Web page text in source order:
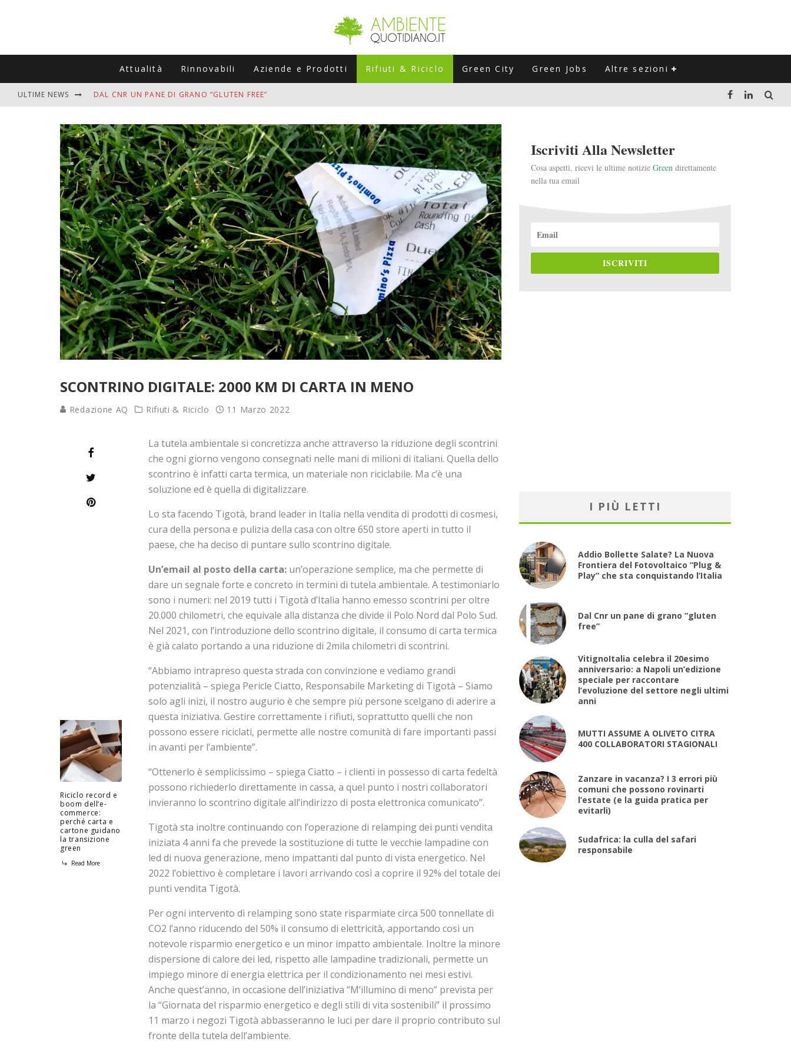
Attualità Rinnovabili Aziende e Prodotti Rifiuti & Riciclo Green City Green Jobs Altre sezioni
ULTIME NEWS DAL CNR UN PANE DI GRANO “GLUTEN FREE”
MUTTI ASSUME A OLIVETO CITRA 400 COLLABORATORI STAGIONALI
ZANZARE IN VACANZA? I 3 ERRORI PIÙ COMUNI CHE POSSONO ROVINARTI L’ESTATE (E LA GUIDA PRATICA PER EVITARLI)
ADDIO BOLLETTE SALATE? LA NUOVA FRONTIERA DEL FOTOVOLTAICO "PLUG & PLAY" CHE STA CONQUISTANDO L'ITALIA
SCONTRINO DIGITALE: 2000 KM DI CARTA IN MENO
Redazione AQ Rifiuti & Riciclo 11 Marzo 2022
Riciclo record e
boom dell’e-
commerce:
perché carta e
cartone guidano
la transizione
green
Read More
La tutela ambientale si concretizza anche attraverso la riduzione degli scontrini
che ogni giorno vengono consegnati nelle mani di milioni di italiani. Quella dello
scontrino è infatti carta termica, un materiale non riciclabile. Ma c’è una
soluzione ed è quella di digitalizzare.
Lo sta facendo Tigotà, brand leader in Italia nella vendita di prodotti di cosmesi,
cura della persona e pulizia della casa con oltre 650 store aperti in tutto il
paese, che ha deciso di puntare sullo scontrino digitale.
Un’email al posto della carta: un’operazione semplice, ma che permette di
dare un segnale forte e concreto in termini di tutela ambientale. A testimoniarlo
sono i numeri: nel 2019 tutti i Tigotà d’Italia hanno emesso scontrini per oltre
20.000 chilometri, che equivale alla distanza che divide il Polo Nord dal Polo Sud.
Nel 2021, con l’introduzione dello scontrino digitale, il consumo di carta termica
è già calato portando a una riduzione di 2mila chilometri di scontrini.
“Abbiamo intrapreso questa strada con convinzione e vediamo grandi
potenzialità – spiega Pericle Ciatto, Responsabile Marketing di Tigotà – Siamo
solo agli inizi, il nostro augurio è che sempre più persone scelgano di aderire a
questa iniziativa. Gestire correttamente i rifiuti, soprattutto quelli che non
possono essere riciclati, permette alle nostre comunità di fare importanti passi
in avanti per l’ambiente”.
“Ottenerlo è semplicissimo – spiega Ciatto – i clienti in possesso di carta fedeltà
possono richiederlo direttamente in cassa, a quel punto i nostri collaboratori
invieranno lo scontrino digitale all’indirizzo di posta elettronica comunicato”.
Tigotà sta inoltre continuando con l’operazione di relamping dei punti vendita
iniziata 4 anni fa che prevede la sostituzione di tutte le vecchie lampadine con
led di nuova generazione, meno impattanti dal punto di vista energetico. Nel
2022 l’obiettivo è completare i lavori arrivando così a coprire il 92% del totale dei
punti vendita Tigotà.
Per ogni intervento di relamping sono state risparmiate circa 500 tonnellate di
CO2 l’anno riducendo del 50% il consumo di elettricità, apportando così un
notevole risparmio energetico e un minor impatto ambientale. Inoltre la minore
dispersione di calore dei led, rispetto alle lampadine tradizionali, permette un
impiego minore di energia elettrica per il condizionamento nei mesi estivi.
Anche quest’anno, in occasione dell’iniziativa “M’illumino di meno” prevista per
la “Giornata del risparmio energetico e degli stili di vita sostenibili” il prossimo
11 marzo i negozi Tigotà abbasseranno le luci per dare il proprio contributo sul
fronte della tutela dell’ambiente.
Iscriviti Alla Newsletter
Cosa aspetti, ricevi le ultime notizie Green direttamente
nella tua email
ISCRIVITI
I PIÙ LETTI
Addio Bollette Salate? La Nuova
Frontiera del Fotovoltaico “Plug &
Play” che sta conquistando l’Italia
Dal Cnr un pane di grano “gluten
free”
VitignoItalia celebra il 20esimo
anniversario: a Napoli un’edizione
speciale per raccontare
l’evoluzione del settore negli ultimi
anni
MUTTI ASSUME A OLIVETO CITRA
400 COLLABORATORI STAGIONALI
Zanzare in vacanza? I 3 errori più
comuni che possono rovinarti
l’estate (e la guida pratica per
evitarli)
Sudafrica: la culla del safari
responsabile